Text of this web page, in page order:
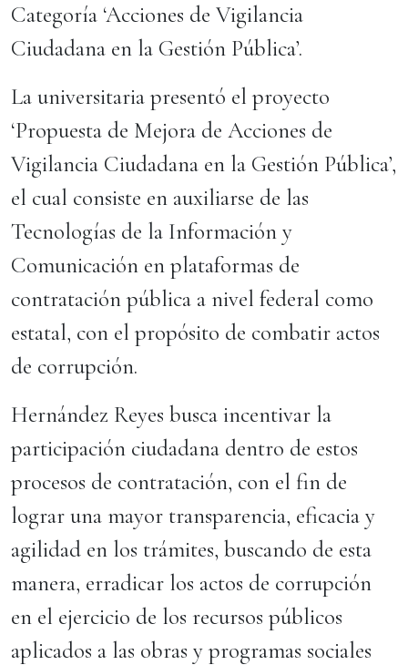
Categoría ‘Acciones de Vigilancia
Ciudadana en la Gestión Pública’.
La universitaria presentó el proyecto
‘Propuesta de Mejora de Acciones de
Vigilancia Ciudadana en la Gestión Pública’,
el cual consiste en auxiliarse de las
Tecnologías de la Información y
Comunicación en plataformas de
contratación pública a nivel federal como
estatal, con el propósito de combatir actos
de corrupción.
Hernández Reyes busca incentivar la
participación ciudadana dentro de estos
procesos de contratación, con el fin de
lograr una mayor transparencia, eficacia y
agilidad en los trámites, buscando de esta
manera, erradicar los actos de corrupción
en el ejercicio de los recursos públicos
aplicados a las obras y programas sociales